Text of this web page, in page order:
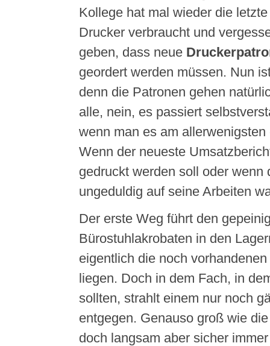
Kollege hat mal wieder die
Drucker verbraucht und
geben, dass neue
geordert werden müssen. Nun
denn die Patronen gehen
alle, nein, es passiert
wenn man es am
Wenn der neueste
gedruckt werden soll oder wenn
ungeduldig auf seine Arbeiten
Der erste Weg führt den
Bürostuhlakrobaten in den
eigentlich die noch
liegen. Doch in dem Fach, in
sollten, strahlt einem nur noch
entgegen. Genauso groß wie
doch langsam aber sicher